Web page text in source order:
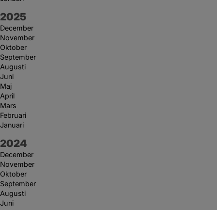
År:
2025
December
November
Oktober
September
Augusti
Juni
Maj
April
Mars
Februari
Januari
År:
2024
December
November
Oktober
September
Augusti
Juni